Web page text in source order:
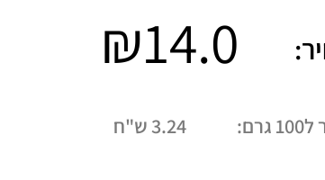
₪14.0
גרם: 3.24 ש"ח